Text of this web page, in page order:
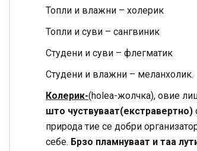
Топли и влажни – холерик
Топли и суви – сангвиник
Студени и суви – флегматик
Студени и влажни – меланхолик.
Колерик-(holea-жолчка), овие
што чуствуваат(екстравертно)
природа тие се добри
себе. Брзо пламнуваат и таа